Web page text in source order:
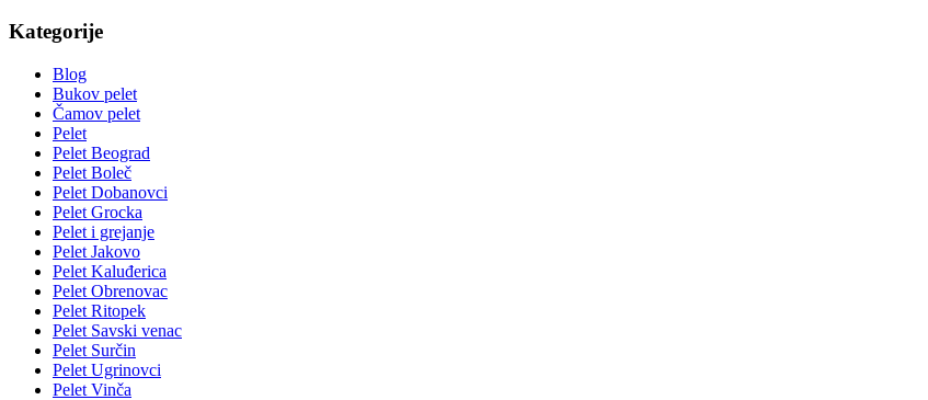
Kategorije
Blog
Bukov pelet
Čamov pelet
Pelet
Pelet Beograd
Pelet Boleč
Pelet Dobanovci
Pelet Grocka
Pelet i grejanje
Pelet Jakovo
Pelet Kaluđerica
Pelet Obrenovac
Pelet Ritopek
Pelet Savski venac
Pelet Surčin
Pelet Ugrinovci
Pelet Vinča